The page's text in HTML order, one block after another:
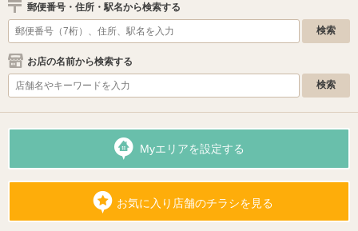
郵便番号・住所・駅名から検索する
お店の名前から検索する
Myエリアを設定する
お気に入り店舗のチラシを見る